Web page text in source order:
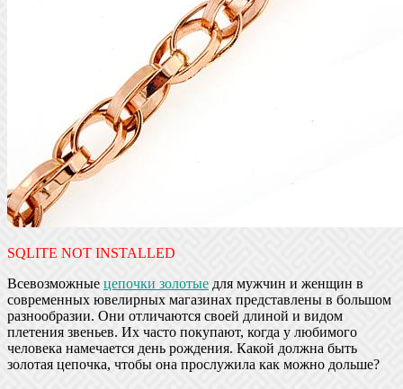
SQLITE NOT INSTALLED
Всевозможные цепочки золотые для мужчин и женщин в
современных ювелирных магазинах представлены в большом
разнообразии. Они отличаются своей длиной и видом
плетения звеньев. Их часто покупают, когда у любимого
человека намечается день рождения. Какой должна быть
золотая цепочка, чтобы она прослужила как можно дольше?